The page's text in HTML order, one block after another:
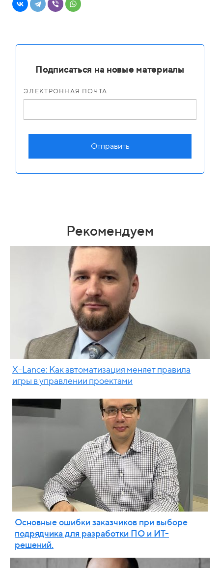
Подписаться на новые материалы
ЭЛЕКТРОННАЯ ПОЧТА
Отправить
Рекомендуем
X-Lance: Как автоматизация меняет правила
игры в управлении проектами
Основные ошибки заказчиков при выборе
подрядчика для разработки ПО и ИТ-
решений.